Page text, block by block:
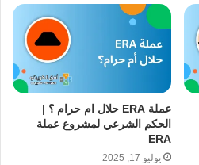
عملة ERA حلال ام حرام ؟ |
الحكم الشرعي لمشروع عملة
ERA
يوليو 17, 2025